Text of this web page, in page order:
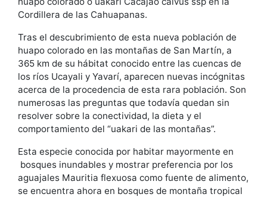
Cordillera de las Cahuapanas.
Tras el descubrimiento de esta nueva población de
huapo colorado en las montañas de San Martín, a
365 km de su hábitat conocido entre las cuencas de
los ríos Ucayali y Yavarí, aparecen nuevas incógnitas
acerca de la procedencia de esta rara población. Son
numerosas las preguntas que todavía quedan sin
resolver sobre la conectividad, la dieta y el
comportamiento del “uakari de las montañas”.
Esta especie conocida por habitar mayormente en
bosques inundables y mostrar preferencia por los
aguajales Mauritia flexuosa como fuente de alimento,
se encuentra ahora en bosques de montaña tropical